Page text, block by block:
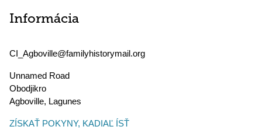
Informácia
CI_Agboville@familyhistorymail.org
Unnamed Road
Obodjikro
Agboville, Lagunes
ZÍSKAŤ POKYNY, KADIAĽ ÍSŤ